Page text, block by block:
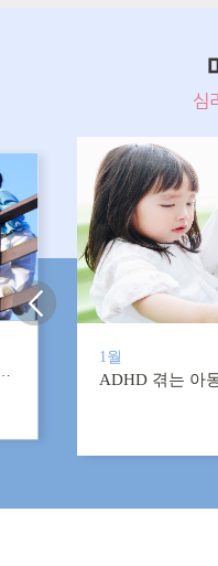
심
부부가 만들어냅니다
1월
ADHD 겪는 아